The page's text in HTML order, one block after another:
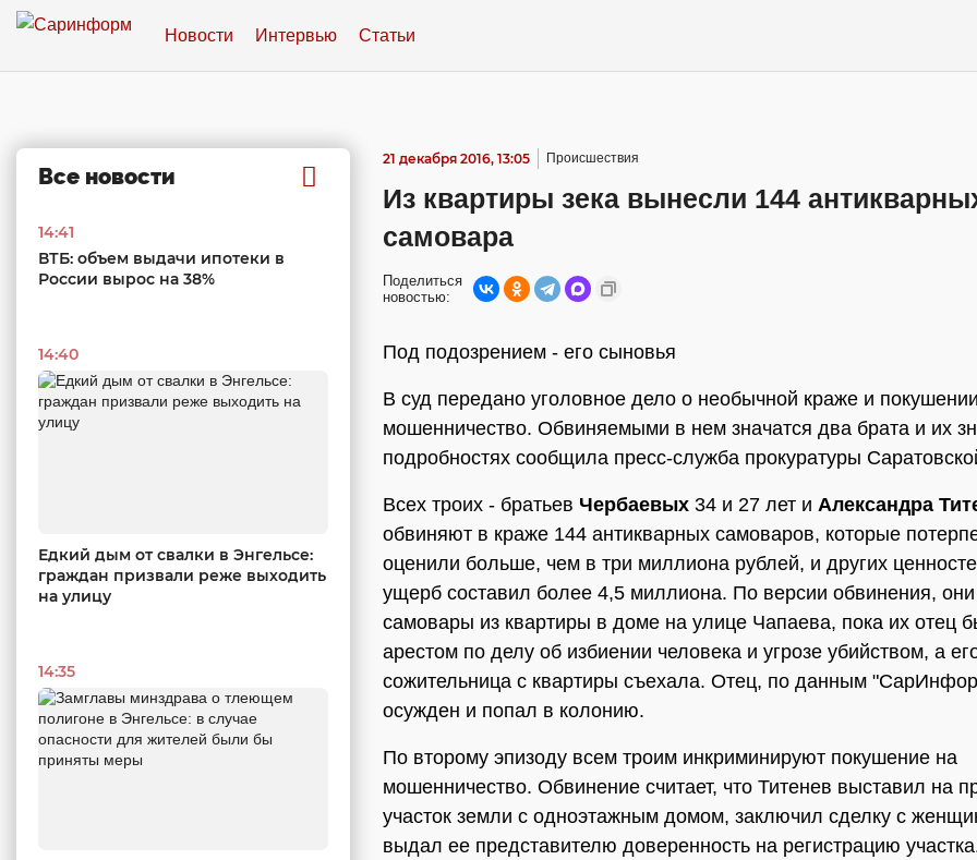
Новости Интервью Статьи
Все новости
14:41
ВТБ: объем выдачи ипотеки в
России вырос на 38%
14:40
Едкий дым от свалки в Энгельсе:
граждан призвали реже выходить
на улицу
14:35
21 декабря 2016, 13:05 Происшествия
Из квартиры зека вынесли 144
самовара
Поделиться
новостью:
Под подозрением - его сыновья
В суд передано уголовное дело о необычной краже и
мошенничество. Обвиняемыми в нем значатся два брата и их
подробностях сообщила пресс-служба прокуратуры
Всех троих - братьев Чербаевых 34 и 27 лет и Александра
обвиняют в краже 144 антикварных самоваров, которые
оценили больше, чем в три миллиона рублей, и других
ущерб составил более 4,5 миллиона. По версии обвинения,
самовары из квартиры в доме на улице Чапаева, пока их отец
арестом по делу об избиении человека и угрозе убийством, а
сожительница с квартиры съехала. Отец, по данным
осужден и попал в колонию.
По второму эпизоду всем троим инкриминируют покушение на
мошенничество. Обвинение считает, что Титенев выставил на
участок земли с одноэтажным домом, заключил сделку с
выдал ее представителю доверенность на регистрацию